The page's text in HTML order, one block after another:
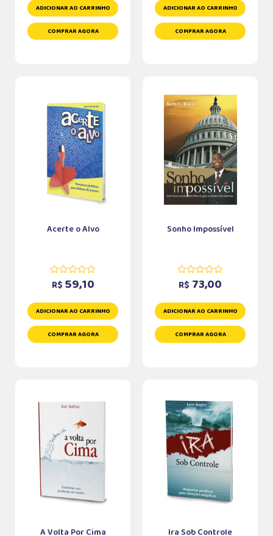
ADICIONAR AO CARRINHO
COMPRAR AGORA
ADICIONAR AO CARRINHO
COMPRAR AGORA
Acerte o Alvo
R$ 59,10
ADICIONAR AO CARRINHO
COMPRAR AGORA
Sonho Impossível
R$ 73,00
ADICIONAR AO CARRINHO
COMPRAR AGORA
A Volta Por Cima Ira Sob Controle